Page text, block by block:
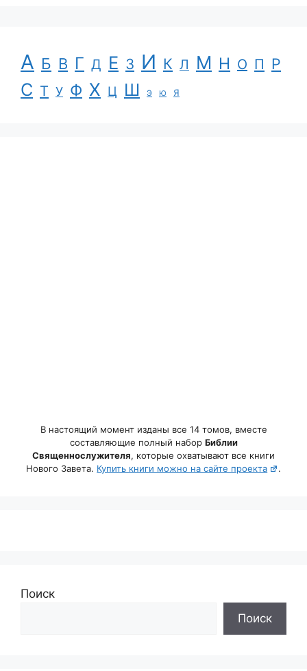
А Б В Г Д Е З И К Л М Н О П Р
С Т У Ф Х Ц Ш Э Ю Я
В настоящий момент изданы все 14 томов, вместе
составляющие полный набор Библии
Священнослужителя, которые охватывают все книги
Нового Завета. Купить книги можно на сайте проекта .
Поиск
Поиск